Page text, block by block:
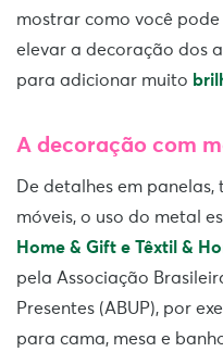
mostrar como você
elevar a decoração dos
para adicionar muito
A decoração com
De detalhes em
móveis, o uso do metal
Home & Gift e Têxtil &
pela Associação
Presentes (ABUP), por
para cama, mesa e